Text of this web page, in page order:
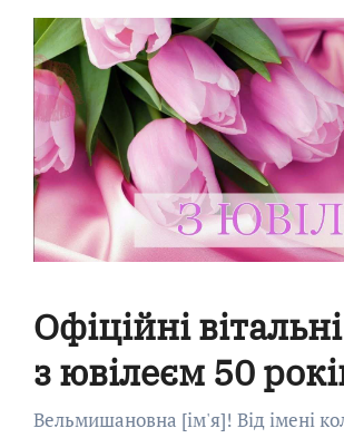
Офіційні
з ювілеєм 50
Вельмишановна [ім'я]! Від імені